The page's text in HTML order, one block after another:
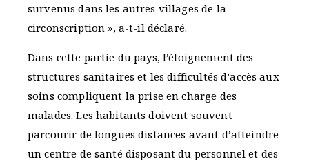
survenus dans les autres villages de la
circonscription », a-t-il déclaré.
Dans cette partie du pays, l’éloignement des
structures sanitaires et les difficultés d’accès aux
soins compliquent la prise en charge des
malades. Les habitants doivent souvent
parcourir de longues distances avant d’atteindre
un centre de santé disposant du personnel et des